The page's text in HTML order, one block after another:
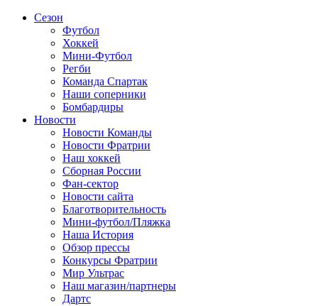
Сезон
Футбол
Хоккей
Мини-Футбол
Регби
Команда Спартак
Наши соперники
Бомбардиры
Новости
Новости Команды
Новости Фратрии
Наш хоккей
Сборная России
Фан-cектор
Новости сайта
Благотворительность
Мини-футбол/Пляжка
Наша История
Обзор прессы
Конкурсы Фратрии
Мир Ультрас
Наш магазин/партнеры
Дартс